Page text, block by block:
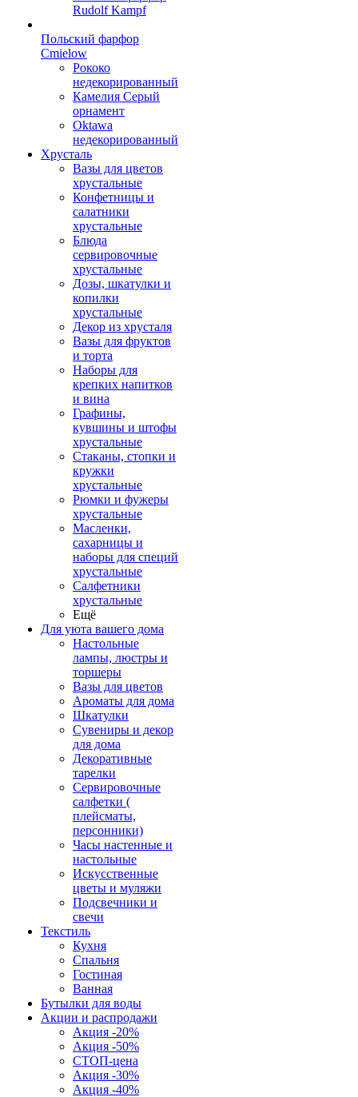
Rudolf Kampf
Польский фарфор
Сmielow
Рококо
недекорированный
Камелия Серый
орнамент
Oktawa
недекорированный
Хрусталь
Вазы для цветов
хрустальные
Конфетницы и
салатники
хрустальные
Блюда
сервировочные
хрустальные
Дозы, шкатулки и
копилки
хрустальные
Декор из хрусталя
Вазы для фруктов
и торта
Наборы для
крепких напитков
и вина
Графины,
кувшины и штофы
хрустальные
Стаканы, стопки и
кружки
хрустальные
Рюмки и фужеры
хрустальные
Масленки,
сахарницы и
наборы для специй
хрустальные
Салфетники
хрустальные
Ещё
Для уюта вашего дома
Настольные
лампы, люстры и
торшеры
Вазы для цветов
Ароматы для дома
Шкатулки
Сувениры и декор
для дома
Декоративные
тарелки
Сервировочные
салфетки (
плейсматы,
персонники)
Часы настенные и
настольные
Искусственные
цветы и муляжи
Подсвечники и
свечи
Текстиль
Кухня
Спальня
Гостиная
Ванная
Бутылки для воды
Акции и распродажи
Акция -20%
Акция -50%
СТОП-цена
Акция -30%
Акция -40%